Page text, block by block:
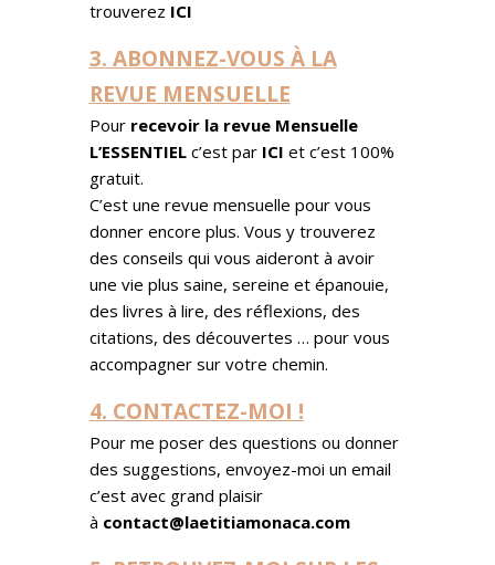
trouverez ICI
3. ABONNEZ-VOUS À LA
REVUE MENSUELLE
Pour recevoir la revue Mensuelle
L’ESSENTIELc’est par ICI et c’est 100%
gratuit.
C’est une revue mensuelle pour vous
donner encore plus. Vous y trouverez
des conseils qui vous aideront à avoir
une vie plus saine, sereine et épanouie,
des livres à lire, des réflexions, des
citations, des découvertes … pour vous
accompagner sur votre chemin.
4. CONTACTEZ-MOI !
Pour me poser des questions ou donner
des suggestions, envoyez-moi un email
c’est avec grand plaisir
à contact@laetitiamonaca.com